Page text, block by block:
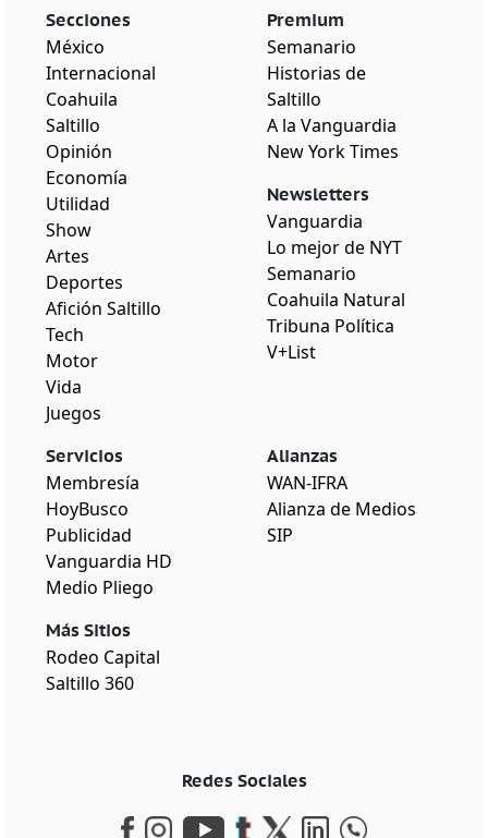
Secciones
México
Internacional
Coahuila
Saltillo
Opinión
Economía
Utilidad
Show
Artes
Deportes
Afición Saltillo
Tech
Motor
Vida
Juegos
Premium
Semanario
Historias de
Saltillo
A la Vanguardia
New York Times
Newsletters
Vanguardia
Lo mejor de NYT
Semanario
Coahuila Natural
Tribuna Política
V+List
Servicios
Membresía
HoyBusco
Publicidad
Vanguardia HD
Medio Pliego
Más Sitios
Rodeo Capital
Saltillo 360
Alianzas
WAN-IFRA
Alianza de Medios
SIP
Redes Sociales